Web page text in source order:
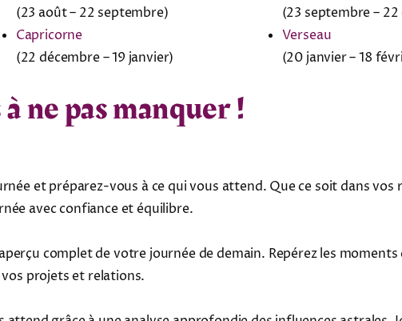
(23 août – 22 septembre)
Capricorne
(22 décembre – 19 janvier)
(23 septembre –
Verseau
(20 janvier – 18
ne pas manquer !
et préparez-vous à ce qui vous attend. Que ce soit dans
avec confiance et équilibre.
complet de votre journée de demain. Repérez les moments
projets et relations.